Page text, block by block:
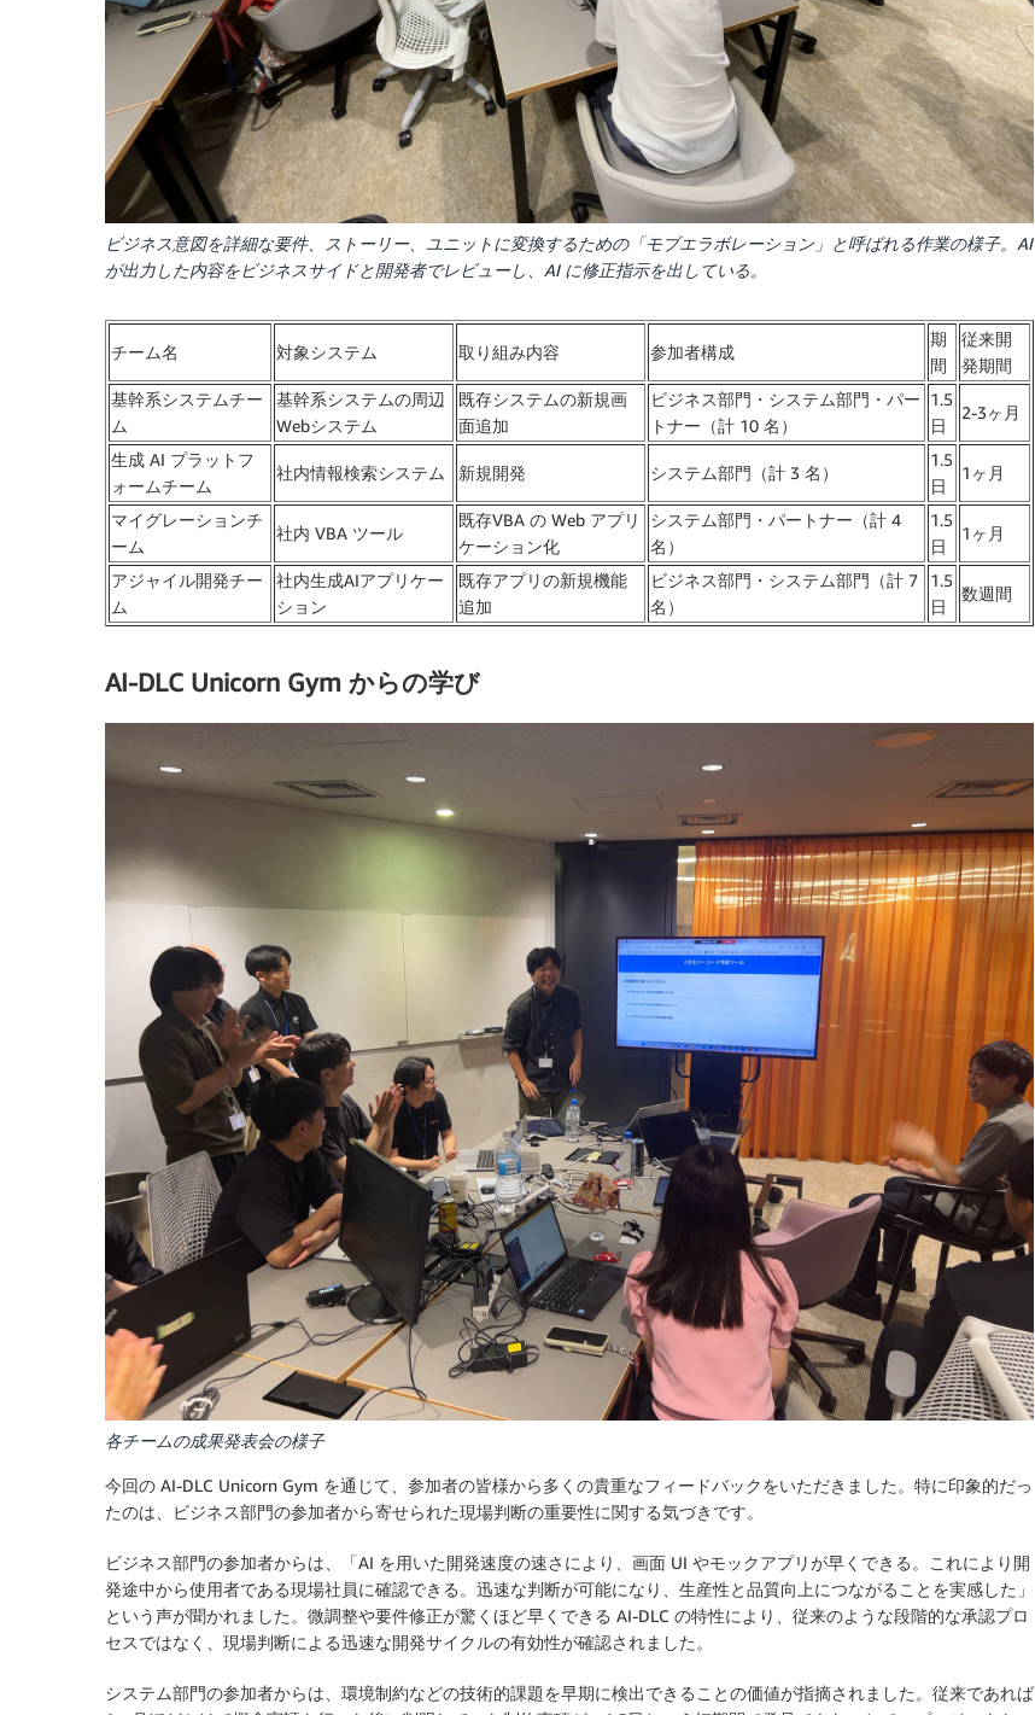
ビジネス意図を詳細な要件、ストーリー、ユニットに変換するための「モブエラボレーション」と呼ばれる作業の様子。AI
が出力した内容をビジネスサイドと開発者でレビューし、AI に修正指示を出している。
チーム名 対象システム 取り組み内容 参加者構成
期
間
従来開
発期間
基幹系システムチー
ム
基幹系システムの周辺
Webシステム
既存システムの新規画
面追加
ビジネス部門・システム部門・パー
トナー（計 10 名）
1.5
日
2-3ヶ月
生成 AI プラットフ
ォームチーム
社内情報検索システム 新規開発 システム部門（計 3 名）
1.5
日
1ヶ月
マイグレーションチ
ーム
社内 VBA ツール
既存VBA の Web アプリ
ケーション化
システム部門・パートナー（計 4
名）
1.5
日
1ヶ月
アジャイル開発チー
ム
社内生成AIアプリケー
ション
既存アプリの新規機能
追加
ビジネス部門・システム部門（計 7
名）
1.5
日
数週間
AI-DLC Unicorn Gym からの学び
各チームの成果発表会の様子
今回の AI-DLC Unicorn Gym を通じて、参加者の皆様から多くの貴重なフィードバックをいただきました。特に印象的だっ
たのは、ビジネス部門の参加者から寄せられた現場判断の重要性に関する気づきです。
ビジネス部門の参加者からは、「AI を用いた開発速度の速さにより、画面 UI やモックアプリが早くできる。これにより開
発途中から使用者である現場社員に確認できる。迅速な判断が可能になり、生産性と品質向上につながることを実感した」
という声が聞かれました。微調整や要件修正が驚くほど早くできる AI-DLC の特性により、従来のような段階的な承認プロ
セスではなく、現場判断による迅速な開発サイクルの有効性が確認されました。
システム部門の参加者からは、環境制約などの技術的課題を早期に検出できることの価値が指摘されました。従来であれば